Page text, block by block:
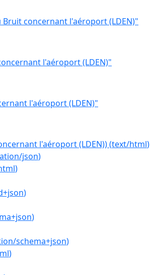
concernant l'aéroport (LDEN)"
l'aéroport (LDEN)"
l'aéroport (LDEN)"
l'aéroport (LDEN))(text/html)
json)
)
)
)
schema+json)
)